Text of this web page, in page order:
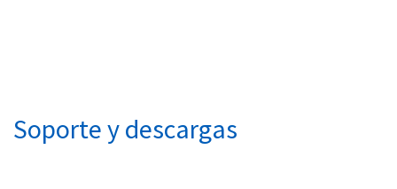
Soporte y descargas